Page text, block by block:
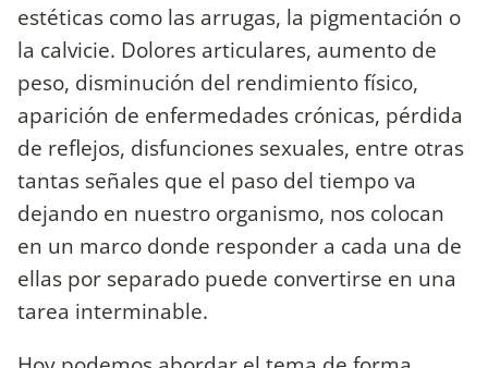
estéticas como las arrugas, la pigmentación o
la calvicie. Dolores articulares, aumento de
peso, disminución del rendimiento físico,
aparición de enfermedades crónicas, pérdida
de reflejos, disfunciones sexuales, entre otras
tantas señales que el paso del tiempo va
dejando en nuestro organismo, nos colocan
en un marco donde responder a cada una de
ellas por separado puede convertirse en una
tarea interminable.